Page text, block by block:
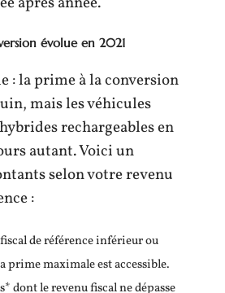
évolue en 2021
: la prime à la conversion
mais les véhicules
rechargeables en
autant. Voici un
selon votre revenu
:
de référence inférieur ou
prime maximale est accessible.
dont le revenu fiscal ne dépasse